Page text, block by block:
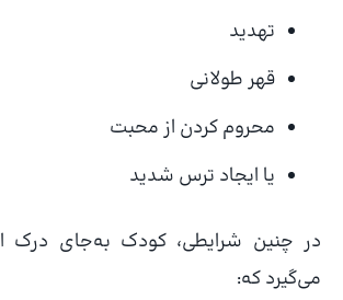
تهدید
قهر طولانی
محروم کردن از محبت
یا ایجاد ترس شدید
در چنین شرایطی، کودک به‌جای درک
می‌گیرد که: